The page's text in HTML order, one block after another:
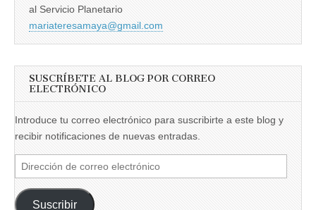
al Servicio Planetario
mariateresamaya@gmail.com
SUSCRÍBETE AL BLOG POR CORREO
ELECTRÓNICO
Introduce tu correo electrónico para suscribirte a este blog y
recibir notificaciones de nuevas entradas.
Dirección
de
correo
Suscribir